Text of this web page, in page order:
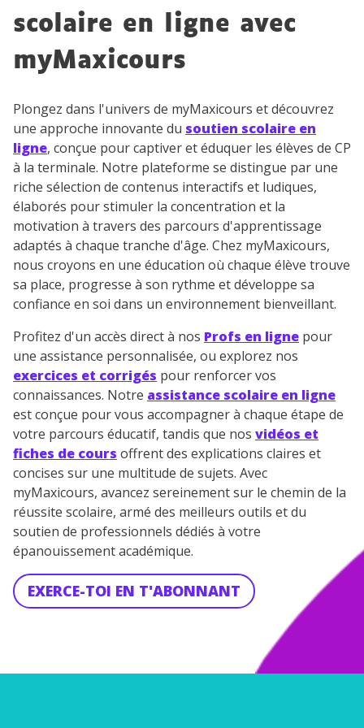
scolaire en ligne avec
myMaxicours
Plongez dans l'univers de myMaxicours et découvrez
une approche innovante du soutien scolaire en
ligne, conçue pour captiver et éduquer les élèves de CP
à la terminale. Notre plateforme se distingue par une
riche sélection de contenus interactifs et ludiques,
élaborés pour stimuler la concentration et la
motivation à travers des parcours d'apprentissage
adaptés à chaque tranche d'âge. Chez myMaxicours,
nous croyons en une éducation où chaque élève trouve
sa place, progresse à son rythme et développe sa
confiance en soi dans un environnement bienveillant.
Profitez d'un accès direct à nos Profs en ligne pour
une assistance personnalisée, ou explorez nos
exercices et corrigés pour renforcer vos
connaissances. Notre assistance scolaire en ligne
est conçue pour vous accompagner à chaque étape de
votre parcours éducatif, tandis que nos vidéos et
fiches de cours offrent des explications claires et
concises sur une multitude de sujets. Avec
myMaxicours, avancez sereinement sur le chemin de la
réussite scolaire, armé des meilleurs outils et du
soutien de professionnels dédiés à votre
épanouissement académique.
EXERCE-TOI EN T'ABONNANT